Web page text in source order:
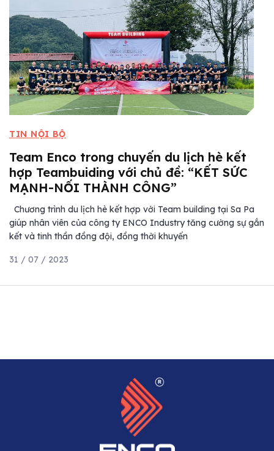
TIN NỘI BỘ
Team Enco trong chuyến du lịch hè kết
hợp Teambuiding với chủ đề: “KẾT SỨC
MẠNH-NỐI THÀNH CÔNG”
Chương trình du lịch hè kết hợp với Team building tại Sa Pa
giúp nhân viên của công ty ENCO Industry tăng cường sự gắn
kết và tinh thần đồng đội, đồng thời khuyến
31 / 07 / 2023